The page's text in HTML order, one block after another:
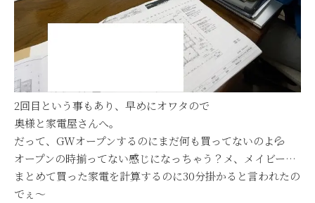
2回目という事もあり、早めにオワタので
奥様と家電屋さんへ。
だって、GWオープンするのにまだ何も買ってないのよ💦
オープンの時揃ってない感じになっちゃう？メ、メイビー…
まとめて買った家電を計算するのに30分掛かると言われたの
でぇ～